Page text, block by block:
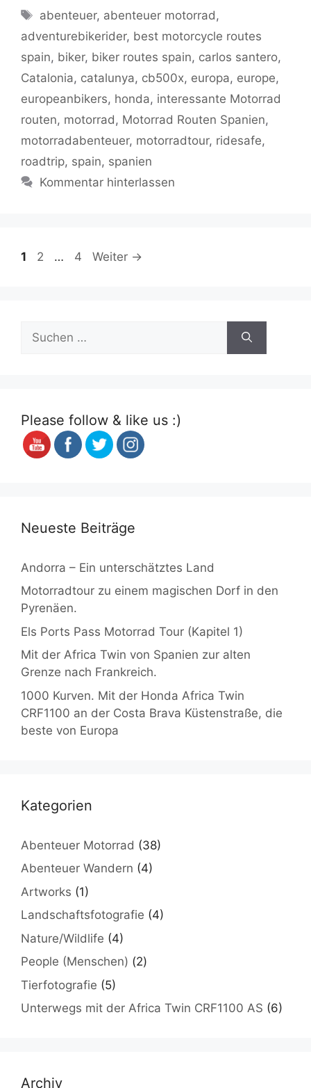
e
b
o
o
k
er l
s
A
p
p
g
er
y
Li
n
k
gr
a
m
Schlagwörter
abenteuer, abenteuer motorrad ,
adventurebikerider, best motorcycle routes
spain, biker, biker routes spain, carlos santero,
Catalonia, catalunya, cb500x, europa, europe,
europeanbikers, honda, interessante Motorrad
routen, motorrad , Motorrad Routen Spanien,
motorradabenteuer, motorradtour, ridesafe,
roadtrip, spain, spanien
Kommentar hinterlassen
Seite
1 Seite
2 … Seite
4 Weiter →
nach:
Please follow & like us :)
Neueste Beiträge
Andorra – Ein unterschätztes Land
Motorradtour zu einem magischen Dorf in den
Pyrenäen.
Els Ports Pass Motorrad Tour (Kapitel 1)
Mit der Africa Twin von Spanien zur alten
Grenze nach Frankreich.
1000 Kurven. Mit der Honda Africa Twin
CRF1100 an der Costa Brava Küstenstraße, die
beste von Europa
Kategorien
Abenteuer Motorrad (38)
Abenteuer Wandern (4)
Artworks (1)
Landschaftsfotografie (4)
Nature/Wildlife (4)
People (Menschen) (2)
Tierfotografie (5)
Unterwegs mit der Africa Twin CRF1100 AS (6)
Archiv